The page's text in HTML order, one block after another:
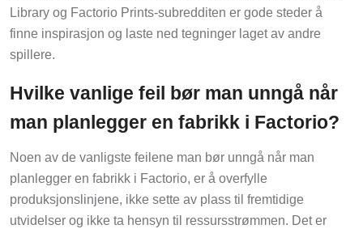
Library og Factorio Prints-subredditen er gode steder å
finne inspirasjon og laste ned tegninger laget av andre
spillere.
Hvilke vanlige feil bør man unngå når
man planlegger en fabrikk i Factorio?
Noen av de vanligste feilene man bør unngå når man
planlegger en fabrikk i Factorio, er å overfylle
produksjonslinjene, ikke sette av plass til fremtidige
utvidelser og ikke ta hensyn til ressursstrømmen. Det er